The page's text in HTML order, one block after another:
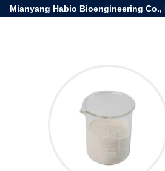
Mianyang Habio Bioengineering Co.,